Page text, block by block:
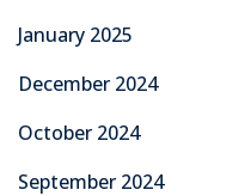
January 2025
December 2024
October 2024
September 2024